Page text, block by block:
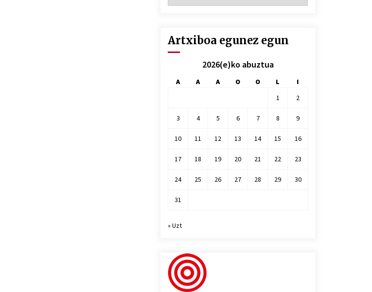
Artxiboa egunez egun
2026(e)ko abuztua
A A A O O L
I
1
2
3 4 5 6 7 8 9
10 11 12 13 14 15 16
17 18 19 20 21 22 23
24 25 26 27 28 29 30
31
« Uzt